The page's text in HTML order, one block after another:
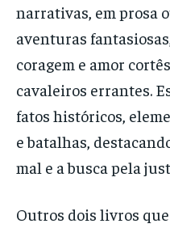
narrativas, em prosa
aventuras
coragem e amor
cavaleiros errantes.
fatos históricos,
e batalhas,
mal e a busca pela
Outros dois livros